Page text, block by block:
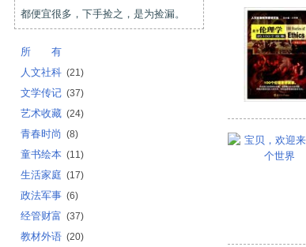
都便宜很多，下手捡之，是为捡漏。
所 有
人文社科 (21)
文学传记 (37)
艺术收藏 (24)
青春时尚 (8)
童书绘本 (11)
生活家庭 (17)
政法军事 (6)
经管财富 (37)
教材外语 (20)